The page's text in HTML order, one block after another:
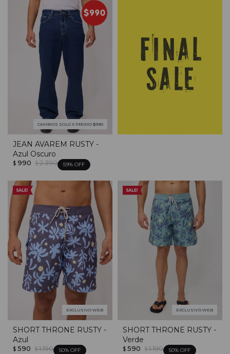
CAMBIOS SOLO X PROMO $990
JEAN AVAREM RUSTY -
Azul Oscuro
$ 990 $ 2.390 59
EXCLUSIVO WEB
SHORT THRONE RUSTY -
Azul
$ 590 $ 1.190 50
EXCLUSIVO WEB
SHORT THRONE RUSTY -
Verde
$ 590 $ 1.190 50